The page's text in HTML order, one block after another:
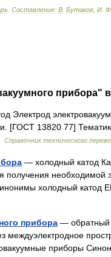
Составление: В Бутаков И
прибора"
Электрод
[ГОСТ 13820 77]
Справочник технического
— холодный катод
получения
холодный катод
прибора — обратный
междуэлектродное
приборы